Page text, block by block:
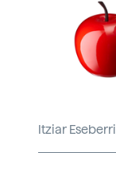
Itziar Eseberri